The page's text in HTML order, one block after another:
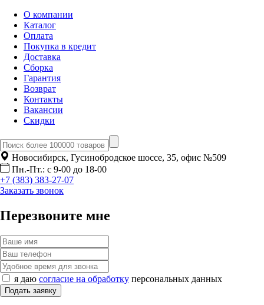
О компании
Каталог
Оплата
Покупка в кредит
Доставка
Сборка
Гарантия
Возврат
Контакты
Вакансии
Скидки
Новосибирск, Гусинобродское шоссе, 35, офис №509
Пн.-Пт.: с 9-00 до 18-00
+7 (383) 383-27-07
Заказать звонок
Перезвоните мне
я даю согласие на обработку персональных данных